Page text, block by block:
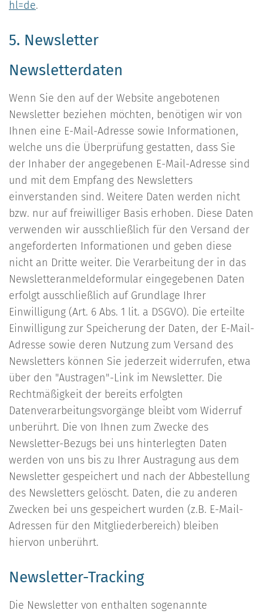
hl=de.
5. Newsletter
Newsletterdaten
Wenn Sie den auf der Website angebotenen
Newsletter beziehen möchten, benötigen wir von
Ihnen eine E-Mail-Adresse sowie Informationen,
welche uns die Überprüfung gestatten, dass Sie
der Inhaber der angegebenen E-Mail-Adresse sind
und mit dem Empfang des Newsletters
einverstanden sind. Weitere Daten werden nicht
bzw. nur auf freiwilliger Basis erhoben. Diese Daten
verwenden wir ausschließlich für den Versand der
angeforderten Informationen und geben diese
nicht an Dritte weiter. Die Verarbeitung der in das
Newsletteranmeldeformular eingegebenen Daten
erfolgt ausschließlich auf Grundlage Ihrer
Einwilligung (Art. 6 Abs. 1 lit. a DSGVO). Die erteilte
Einwilligung zur Speicherung der Daten, der E-Mail-
Adresse sowie deren Nutzung zum Versand des
Newsletters können Sie jederzeit widerrufen, etwa
über den "Austragen"-Link im Newsletter. Die
Rechtmäßigkeit der bereits erfolgten
Datenverarbeitungsvorgänge bleibt vom Widerruf
unberührt. Die von Ihnen zum Zwecke des
Newsletter-Bezugs bei uns hinterlegten Daten
werden von uns bis zu Ihrer Austragung aus dem
Newsletter gespeichert und nach der Abbestellung
des Newsletters gelöscht. Daten, die zu anderen
Zwecken bei uns gespeichert wurden (z.B. E-Mail-
Adressen für den Mitgliederbereich) bleiben
hiervon unberührt.
Newsletter-Tracking
Die Newsletter von enthalten sogenannte